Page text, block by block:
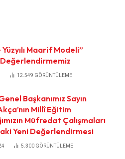
Maarif Modeli”
12.549 GÖRÜNTÜLEME
Başkanımız Sayın
Millî Eğitim
Müfredat Çalışmaları
Yeni Değerlendirmesi
5.300 GÖRÜNTÜLEME